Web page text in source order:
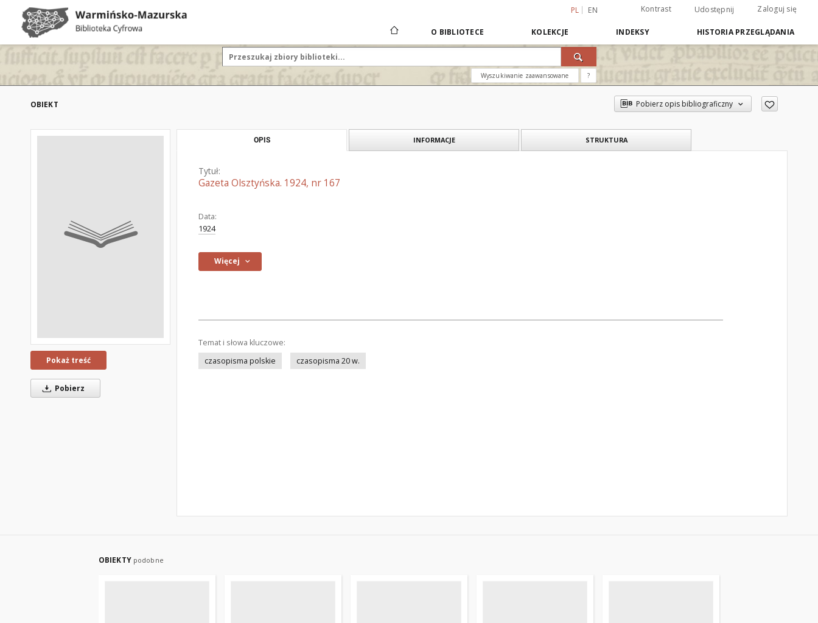
PL EN Kontrast Udostępnij Zaloguj się
O BIBLIOTECE KOLEKCJE INDEKSY HISTORIA PRZEGLĄDANIA
Wyszukiwanie zaawansowane ?
OBIEKT Pobierz opis bibliograficzny
Pokaż treść
Pobierz
OPIS INFORMACJE STRUKTURA
Tytuł:
Gazeta Olsztyńska. 1924, nr 167
Data:
1924
Więcej
Temat i słowa kluczowe:
czasopisma polskie
czasopisma 20 w.
OBIEKTY podobne